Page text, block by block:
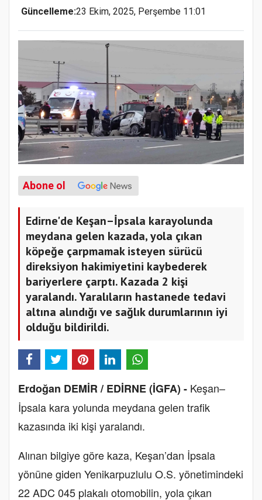
Güncelleme:23 Ekim, 2025, Perşembe 11:01
Abone ol
Edirne'de Keşan–İpsala karayolunda
meydana gelen kazada, yola çıkan
köpeğe çarpmamak isteyen sürücü
direksiyon hakimiyetini kaybederek
bariyerlere çarptı. Kazada 2 kişi
yaralandı. Yaralıların hastanede tedavi
altına alındığı ve sağlık durumlarının iyi
olduğu bildirildi.
Erdoğan DEMİR / EDİRNE (İGFA) - Keşan–
İpsala kara yolunda meydana gelen trafik
kazasında iki kişi yaralandı.
Alınan bilgiye göre kaza, Keşan’dan İpsala
yönüne giden Yenikarpuzlulu O.S. yönetimindeki
22 ADC 045 plakalı otomobilin, yola çıkan